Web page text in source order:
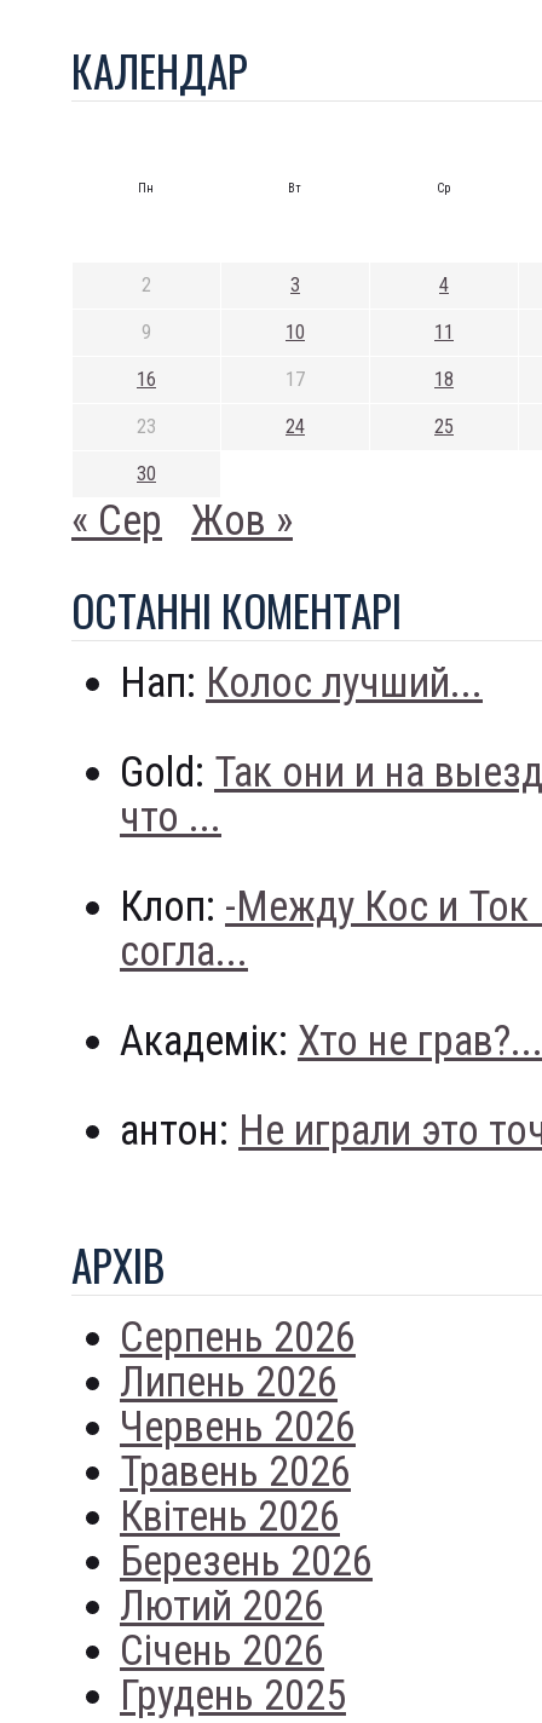
КАЛЕНДАР
Пн Вт Ср
2 3 4
9 10 11
16 17 18
23 24 25
30
« Сер Жов »
ОСТАННI КОМЕНТАРI
Нап: Колос лучший...
Gold: Так они и на
что ...
Клоп: -Между Кос и
согла...
Академік: Хто не грав?...
антон: Не играли это
АРХIВ
Серпень 2026
Липень 2026
Червень 2026
Травень 2026
Квітень 2026
Березень 2026
Лютий 2026
Січень 2026
Грудень 2025